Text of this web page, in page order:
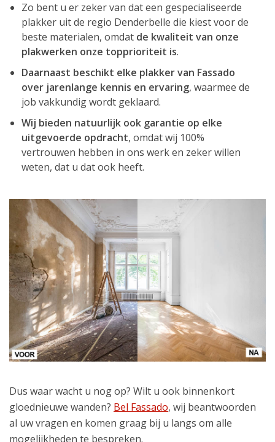
Zo bent u er zeker van dat een gespecialiseerde
plakker uit de regio Denderbelle die kiest voor de
beste materialen, omdat de kwaliteit van onze
plakwerken onze topprioriteit is.
Daarnaast beschikt elke plakker van Fassado
over jarenlange kennis en ervaring, waarmee de
job vakkundig wordt geklaard.
Wij bieden natuurlijk ook garantie op elke
uitgevoerde opdracht, omdat wij 100%
vertrouwen hebben in ons werk en zeker willen
weten, dat u dat ook heeft.
Dus waar wacht u nog op? Wilt u ook binnenkort
gloednieuwe wanden? Bel Fassado, wij beantwoorden
al uw vragen en komen graag bij u langs om alle
mogelijkheden te bespreken.